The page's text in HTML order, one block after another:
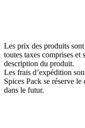
Les prix des produits
toutes taxes comprises et
description du produit.
Les frais d’expédition
Spices Pack se réserve
dans le futur.